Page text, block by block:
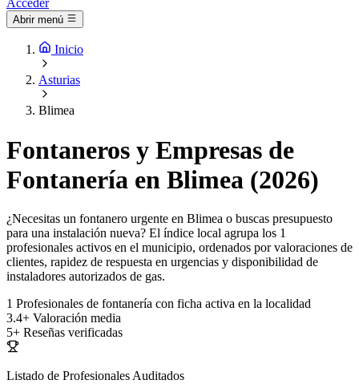
Acceder
Abrir menú
Inicio
Asturias
Blimea
Fontaneros y Empresas de
Fontanería en Blimea (2026)
¿Necesitas un fontanero urgente en Blimea o buscas presupuesto
para una instalación nueva? El índice local agrupa los 1
profesionales activos en el municipio, ordenados por valoraciones de
clientes, rapidez de respuesta en urgencias y disponibilidad de
instaladores autorizados de gas.
1 Profesionales de fontanería con ficha activa en la localidad
3.4+ Valoración media
5+ Reseñas verificadas
Listado de Profesionales Auditados